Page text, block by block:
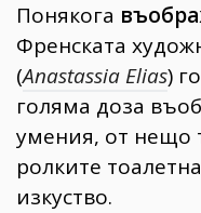
Понякога
Френската
(Anastassia Elias)
голяма доза
умения, от нещо
ролките
изкуство.